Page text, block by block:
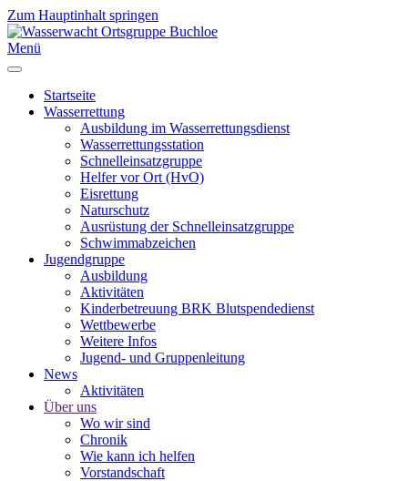
Zum Hauptinhalt springen
Menü
Startseite
Wasserrettung
Ausbildung im Wasserrettungsdienst
Wasserrettungsstation
Schnelleinsatzgruppe
Helfer vor Ort (HvO)
Eisrettung
Naturschutz
Ausrüstung der Schnelleinsatzgruppe
Schwimmabzeichen
Jugendgruppe
Ausbildung
Aktivitäten
Kinderbetreuung BRK Blutspendedienst
Wettbewerbe
Weitere Infos
Jugend- und Gruppenleitung
News
Aktivitäten
Über uns
Wo wir sind
Chronik
Wie kann ich helfen
Vorstandschaft